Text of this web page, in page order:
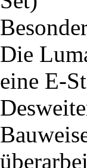
Die
eine E-